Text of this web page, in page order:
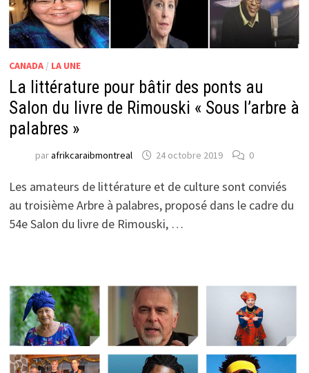
CANADA/ LA UNE
La littérature pour bâtir des ponts au
Salon du livre de Rimouski « Sous l’arbre à
palabres »
parafrikcaraibmontreal 24 octobre 2019 0
Les amateurs de littérature et de culture sont conviés
au troisième Arbre à palabres, proposé dans le cadre du
54e Salon du livre de Rimouski, …